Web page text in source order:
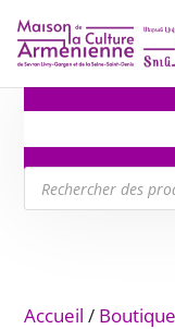
Recherche
de
produits
Accueil / Boutique